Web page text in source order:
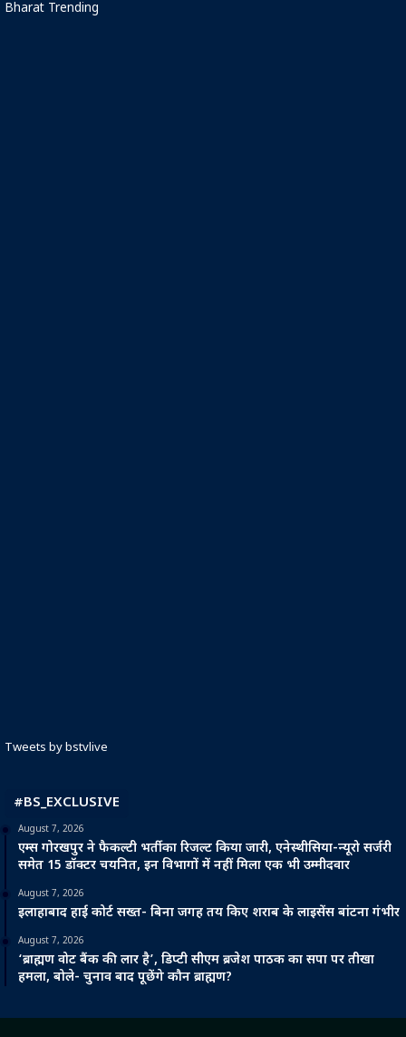
Bharat Trending
Tweets by bstvlive
#BS_EXCLUSIVE
August 7, 2026
एम्स गोरखपुर ने फैकल्टी भर्ती का रिजल्ट किया जारी, एनेस्थीसिया-न्यूरो सर्जरी
समेत 15 डॉक्टर चयनित, इन विभागों में नहीं मिला एक भी उम्मीदवार
August 7, 2026
इलाहाबाद हाई कोर्ट सख्त- बिना जगह तय किए शराब के लाइसेंस बांटना गंभीर
August 7, 2026
‘ब्राह्मण वोट बैंक की लार है’, डिप्टी सीएम ब्रजेश पाठक का सपा पर तीखा
हमला, बोले- चुनाव बाद पूछेंगे कौन ब्राह्मण?